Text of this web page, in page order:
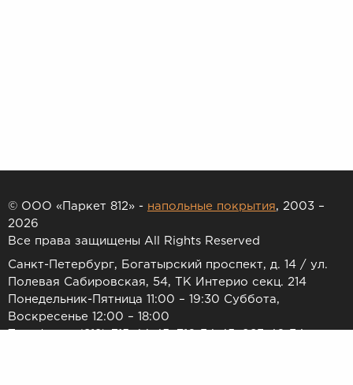
© ООО «Паркет 812» - напольные покрытия, 2003 –
2026
Все права защищены All Rights Reserved
Санкт-Петербург, Богатырский проспект, д. 14 / ул.
Полевая Сабировская, 54, ТК Интерио секц. 214
Понедельник-Пятница 11:00 – 19:30 Суббота,
Воскресенье 12:00 – 18:00